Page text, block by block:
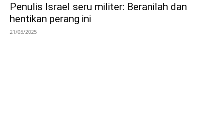
Penulis Israel seru militer: Beranilah dan
hentikan perang ini
21/05/2025